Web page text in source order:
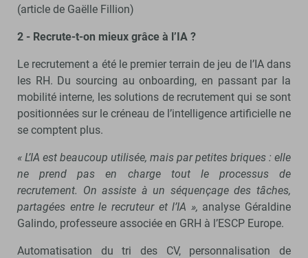
(article de Gaëlle Fillion)
2 - Recrute-t-on mieux grâce à l’IA ?
Le recrutement a été le premier terrain de jeu de l’IA dans
les RH. Du sourcing au onboarding, en passant par la
mobilité interne, les solutions de recrutement qui se sont
positionnées sur le créneau de l’intelligence artificielle ne
se comptent plus.
« L’IA est beaucoup utilisée, mais par petites briques : elle
ne prend pas en charge tout le processus de
recrutement. On assiste à un séquençage des tâches,
partagées entre le recruteur et l’IA », analyse Géraldine
Galindo, professeure associée en GRH à l’ESCP Europe.
Automatisation du tri des CV, personnalisation de